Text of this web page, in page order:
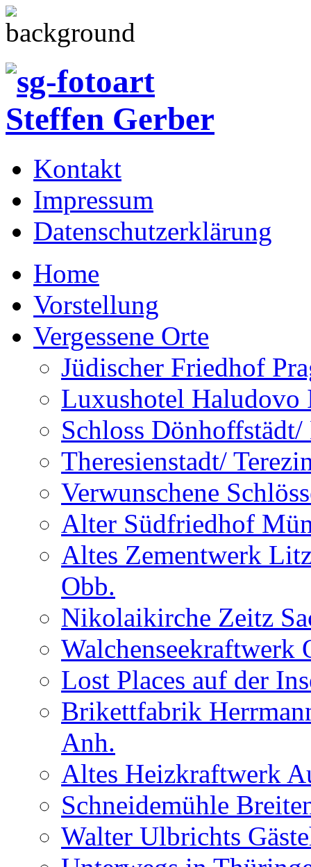
Kontakt
Impressum
Datenschutzerklärung
Home
Vorstellung
Vergessene Orte
Jüdischer Friedhof
Luxushotel
Schloss Dönhoffstädt/
Theresienstadt/
Verwunschene
Alter Südfriedhof
Altes Zementwerk
Obb.
Nikolaikirche Zeitz
Walchenseekraftwerk
Lost Places auf der
Brikettfabrik
Anh.
Altes Heizkraftwerk
Schneidemühle
Walter Ulbrichts